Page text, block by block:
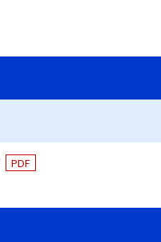
PDF